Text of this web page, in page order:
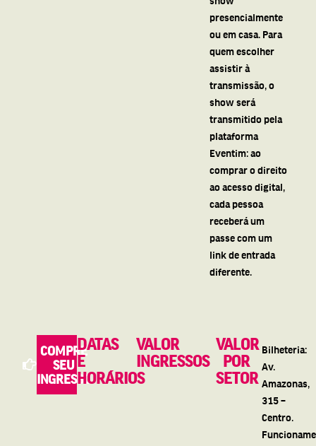
presencialmente
ou em casa. Para
quem escolher
assistir à
transmissão, o
show será
transmitido pela
plataforma
Eventim: ao
comprar o direito
ao acesso digital,
cada pessoa
receberá um
passe com um
link de entrada
diferente.
COMPRE
SEU
INGRESSO
DATAS
E
HORÁRIOS
VALOR
INGRESSOS
VALOR
POR
SETOR
Bilheteria:
Av.
Amazonas,
315 –
Centro.